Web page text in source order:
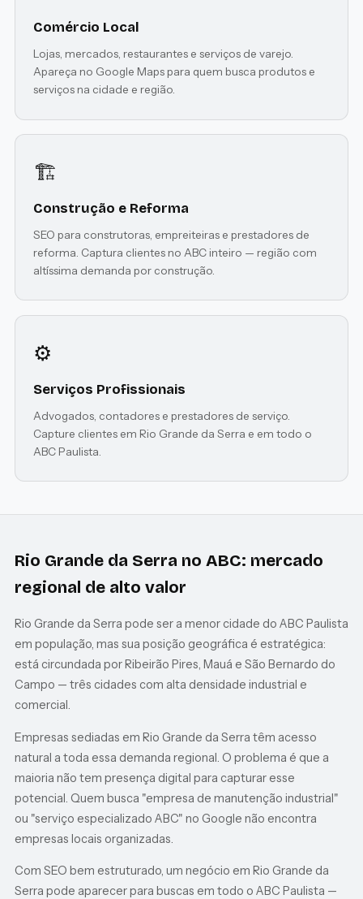
Comércio Local
Lojas, mercados, restaurantes e serviços de varejo.
Apareça no Google Maps para quem busca produtos e
serviços na cidade e região.
🏗️
Construção e Reforma
SEO para construtoras, empreiteiras e prestadores de
reforma. Captura clientes no ABC inteiro — região com
altíssima demanda por construção.
⚙️
Serviços Profissionais
Advogados, contadores e prestadores de serviço.
Capture clientes em Rio Grande da Serra e em todo o
ABC Paulista.
Rio Grande da Serra no ABC: mercado
regional de alto valor
Rio Grande da Serra pode ser a menor cidade do ABC Paulista
em população, mas sua posição geográfica é estratégica:
está circundada por Ribeirão Pires, Mauá e São Bernardo do
Campo — três cidades com alta densidade industrial e
comercial.
Empresas sediadas em Rio Grande da Serra têm acesso
natural a toda essa demanda regional. O problema é que a
maioria não tem presença digital para capturar esse
potencial. Quem busca "empresa de manutenção industrial"
ou "serviço especializado ABC" no Google não encontra
empresas locais organizadas.
Com SEO bem estruturado, um negócio em Rio Grande da
Serra pode aparecer para buscas em todo o ABC Paulista —